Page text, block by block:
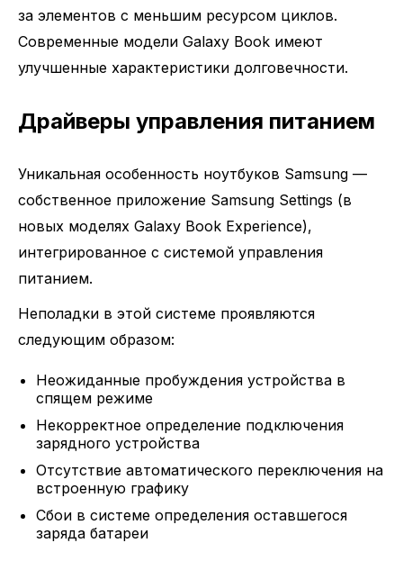
за элементов с меньшим ресурсом циклов.
Современные модели Galaxy Book имеют
улучшенные характеристики долговечности.
Драйверы управления питанием
Уникальная особенность ноутбуков Samsung —
собственное приложение Samsung Settings (в
новых моделях Galaxy Book Experience),
интегрированное с системой управления
питанием.
Неполадки в этой системе проявляются
следующим образом:
Неожиданные пробуждения устройства в
спящем режиме
Некорректное определение подключения
зарядного устройства
Отсутствие автоматического переключения на
встроенную графику
Сбои в системе определения оставшегося
заряда батареи